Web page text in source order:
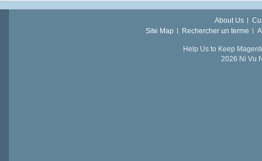
About Us
Site Map
Rechercher un terme
Help Us to Keep
2026 Ni Vu